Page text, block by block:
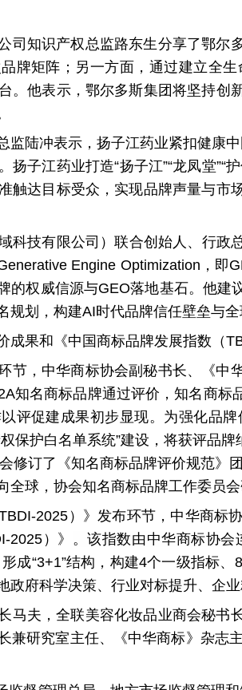
司知识产权总监路东生分享了鄂
牌矩阵；另一方面，通过建立全
。他表示，鄂尔多斯集团将坚持
监陆冲表示，扬子江药业紧扣健康
子江药业打造“扬子江”“龙凤堂
触达目标受众，实现品牌声量与
科技有限公司）联合创始人、行
Engine Optimization，即
的权威信源与GEO落地基石。他
划，构建AI时代品牌信任壁垒与全
成果和《中国商标品牌发展指数（
节，中华商标协会副秘书长、《中
知名商标品牌通过评价，知名商
评促建成果初步显现。为强化品
保护白名单系统”建设，将获评品
修订了《知名商标品牌评价规范
全球，协会知名商标品牌工作委员
2025）》发布环节，中华商标
2025）》
。该指数由中华商标协
成“3+1”结构，构建4个一级指标
府科学决策、行业对标提升、企
马夫，全联美容化妆品业商会秘
兼研究室主任、《中华商标》杂